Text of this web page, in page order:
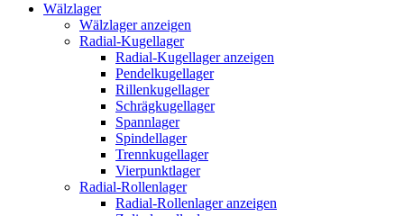
Wälzlager
Wälzlager anzeigen
Radial-Kugellager
Radial-Kugellager anzeigen
Pendelkugellager
Rillenkugellager
Schrägkugellager
Spannlager
Spindellager
Trennkugellager
Vierpunktlager
Radial-Rollenlager
Radial-Rollenlager anzeigen